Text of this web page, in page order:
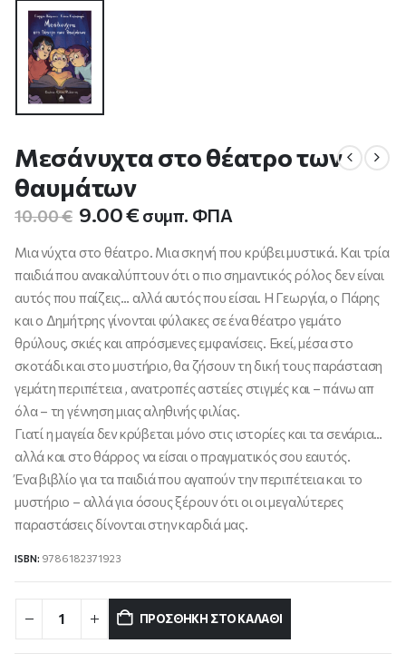
Μεσάνυχτα στο θέατρο των
θαυμάτων
10.00€ Original
was:
10.00 €.
9.00€Η
τρέχουσα
τιμή
είναι:
9.00 €.
συμπ. ΦΠΑ
Μια νύχτα στο θέατρο. Μια σκηνή που κρύβει μυστικά. Και τρία
παιδιά που ανακαλύπτουν ότι ο πιο σημαντικός ρόλος δεν είναι
αυτός που παίζεις… αλλά αυτός που είσαι. Η Γεωργία, ο Πάρης
και ο Δημήτρης γίνονται φύλακες σε ένα θέατρο γεμάτο
θρύλους, σκιές και απρόσμενες εμφανίσεις. Εκεί, μέσα στο
σκοτάδι και στο μυστήριο, θα ζήσουν τη δική τους παράσταση
γεμάτη περιπέτεια , ανατροπές αστείες στιγμές και – πάνω απ
όλα – τη γέννηση μιας αληθινής φιλίας.
Γιατί η μαγεία δεν κρύβεται μόνο στις ιστορίες και τα σενάρια…
αλλά και στο θάρρος να είσαι ο πραγματικός σου εαυτός.
Ένα βιβλίο για τα παιδιά που αγαπούν την περιπέτεια και το
μυστήριο – αλλά για όσους ξέρουν ότι οι οι μεγαλύτερες
παραστάσεις δίνονται στην καρδιά μας.
ISBN: 9786182371923
ΠΡΟΣΘΉΚΗ ΣΤΟ ΚΑΛΆΘΙ